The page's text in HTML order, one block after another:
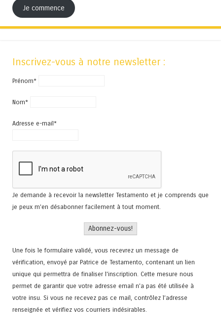
Je commence
Inscrivez-vous à notre newsletter :
Prénom*
Nom*
Adresse e-mail*
Je demande à recevoir la newsletter Testamento et je comprends que
je peux m'en désabonner facilement à tout moment.
Une fois le formulaire validé, vous recevrez un message de
vérification, envoyé par Patrice de Testamento, contenant un lien
unique qui permettra de finaliser l'inscription. Cette mesure nous
permet de garantir que votre adresse email n’a pas été utilisée à
votre insu. Si vous ne recevez pas ce mail, contrôlez l’adresse
renseignée et vérifiez vos courriers indésirables.